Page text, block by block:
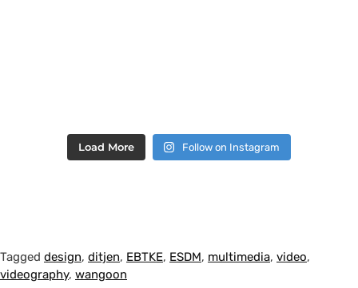
Load More Follow on Instagram
Tagged design, ditjen, EBTKE, ESDM, multimedia, video,
videography, wangoon